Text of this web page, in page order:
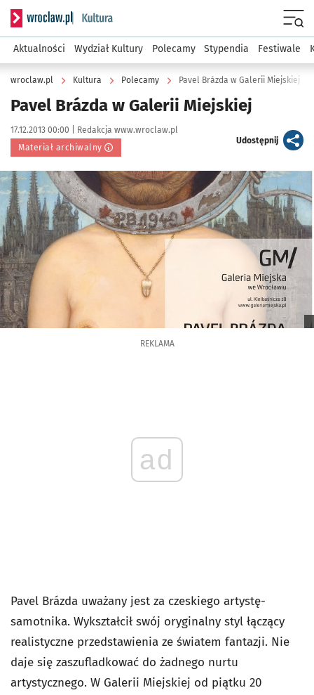
Serwis informacyjny wroclaw.pl podserwis: Kultura
Aktualności Wydział Kultury Polecamy Stypendia Festiwale
wroclaw.pl Kultura Polecamy Pavel Brázda w Galerii Miejskiej
Pavel Brázda w Galerii Miejskiej
Data publikacji:
17.12.2013 00:00 | Autor:
Redakcja www.wroclaw.pl
Materiał archiwalny
Udostępnijartykuł
Kliknij, aby powiększyć
REKLAMA
ad
Pavel Brázda uważany jest za czeskiego artystę-
samotnika. Wykształcił swój oryginalny styl łączący
realistyczne przedstawienia ze światem fantazji. Nie
daje się zaszufladkować do żadnego nurtu
artystycznego. W Galerii Miejskiej od piątku 20